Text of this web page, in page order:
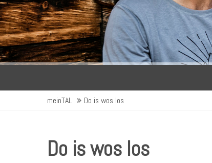
meinTAL Do is wos los
Do is wos los